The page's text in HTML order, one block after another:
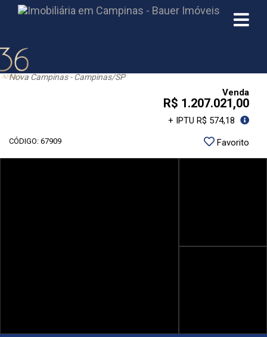
Terreno Nova Campinas 380m²
Nova Campinas - Campinas/SP
Venda
R$ 1.207.021,00
+ IPTU R$ 574,18
CÓDIGO: 67909 Favorito